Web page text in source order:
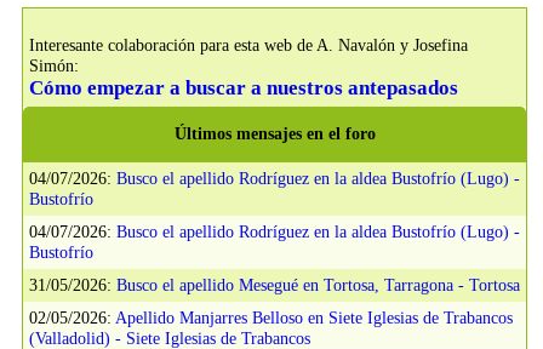
Interesante colaboración para esta web de A. Navalón y Josefina
Simón:
Cómo empezar a buscar a nuestros antepasados
Últimos mensajes en el foro
04/07/2026: Busco el apellido Rodríguez en la aldea Bustofrío (Lugo) -
Bustofrío
04/07/2026: Busco el apellido Rodríguez en la aldea Bustofrío (Lugo) -
Bustofrío
31/05/2026: Busco el apellido Mesegué en Tortosa, Tarragona - Tortosa
02/05/2026: Apellido Manjarres Belloso en Siete Iglesias de Trabancos
(Valladolid) - Siete Iglesias de Trabancos